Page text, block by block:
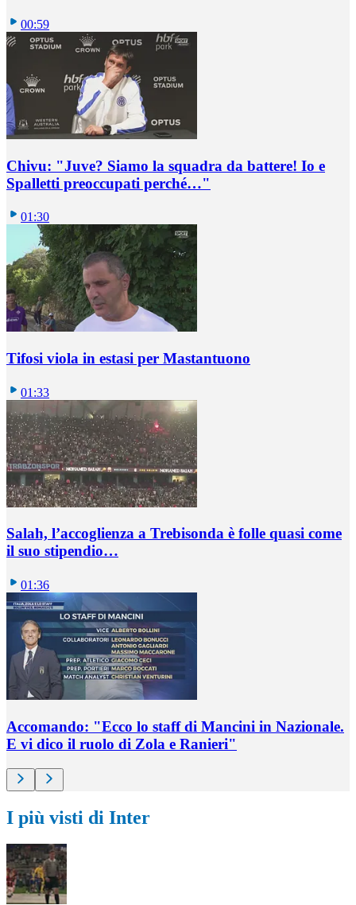
00:59
Chivu: "Juve? Siamo la squadra da battere! Io e
Spalletti preoccupati perché…"
01:30
Tifosi viola in estasi per Mastantuono
01:33
Salah, l’accoglienza a Trebisonda è folle quasi come
il suo stipendio…
01:36
Accomando: "Ecco lo staff di Mancini in Nazionale.
E vi dico il ruolo di Zola e Ranieri"
I più visti di Inter